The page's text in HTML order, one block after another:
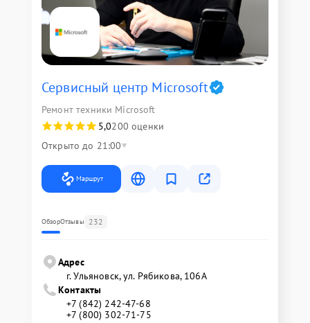
Сервисный центр Microsoft
Ремонт техники Microsoft
5,0200 оценки
Открыто до 21:00
Маршрут
ОбзорОтзывы 232
Адрес
г. Ульяновск, ул. Рябикова, 106А
Контакты
+7 (842) 242-47-68
+7 (800) 302-71-75